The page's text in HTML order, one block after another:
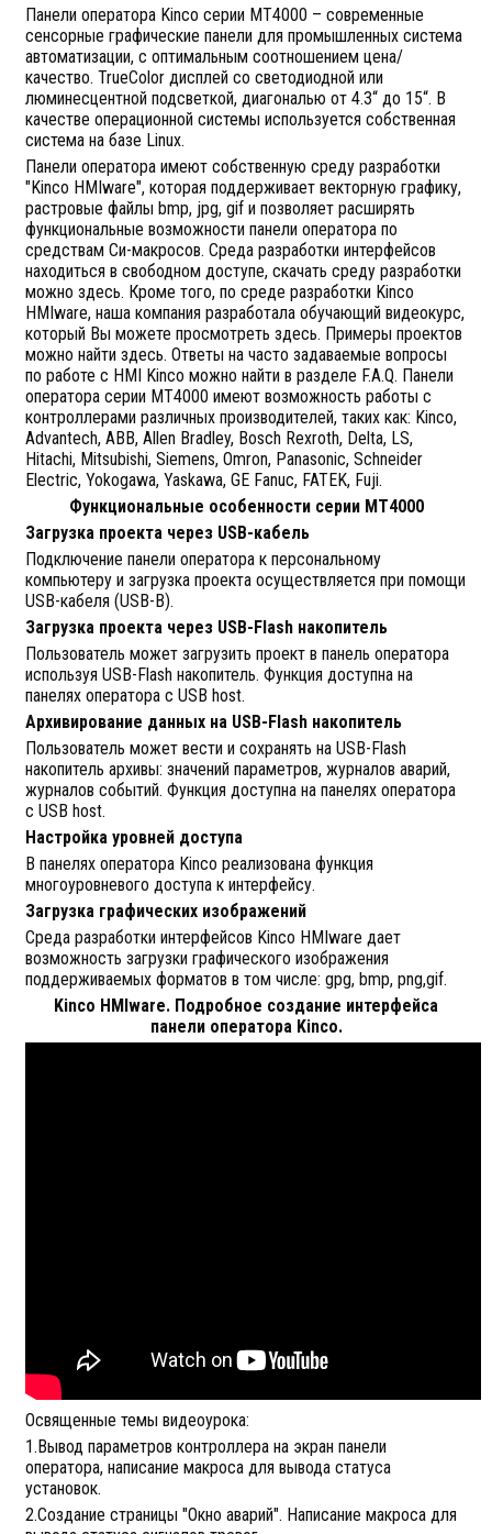
Панели оператора Kinco серии MT4000 – современные
сенсорные графические панели для промышленных система
автоматизации, с оптимальным соотношением цена/
качество. TrueColor дисплей со светодиодной или
люминесцентной подсветкой, диагональю от 4.3“ до 15“. В
качестве операционной системы используется собственная
система на базе Linux.
Панели оператора имеют собственную среду разработки
"Kinco HMIware", которая поддерживает векторную графику,
растровые файлы bmp, jpg, gif и позволяет расширять
функциональные возможности панели оператора по
средствам Си-макросов. Среда разработки интерфейсов
находиться в свободном доступе, скачать среду разработки
можно здесь. Кроме того, по среде разработки Kinco
HMIware, наша компания разработала обучающий видеокурс,
который Вы можете просмотреть здесь. Примеры проектов
можно найти здесь. Ответы на часто задаваемые вопросы
по работе с HMI Kinco можно найти в разделе F.A.Q. Панели
оператора серии MT4000 имеют возможность работы с
контроллерами различных производителей, таких как: Kinco,
Advantech, ABB, Allen Bradley, Bosch Rexroth, Delta, LS,
Hitachi, Mitsubishi, Siemens, Omron, Panasonic, Schneider
Electric, Yokogawa, Yaskawa, GE Fanuc, FATEK, Fuji.
Функциональные особенности серии МТ4000
Загрузка проекта через USB-кабель
Подключение панели оператора к персональному
компьютеру и загрузка проекта осуществляется при помощи
USB-кабеля (USB-B).
Загрузка проекта через USB-Flash накопитель
Пользователь может загрузить проект в панель оператора
используя USB-Flash накопитель. Функция доступна на
панелях оператора с USB host.
Архивирование данных на USB-Flash накопитель
Пользователь может вести и сохранять на USB-Flash
накопитель архивы: значений параметров, журналов аварий,
журналов событий. Функция доступна на панелях оператора
с USB host.
Настройка уровней доступа
В панелях оператора Kinco реализована функция
многоуровневого доступа к интерфейсу.
Загрузка графических изображений
Среда разработки интерфейсов Kinco HMIware дает
возможность загрузки графического изображения
поддерживаемых форматов в том числе: gpg, bmp, png,gif.
Kinco HMIware. Подробное создание интерфейса
панели оператора Kinco.
Освященные темы видеоурока:
1.Вывод параметров контроллера на экран панели
оператора, написание макроса для вывода статуса
установок.
2.Создание страницы "Окно аварий". Написание макроса для